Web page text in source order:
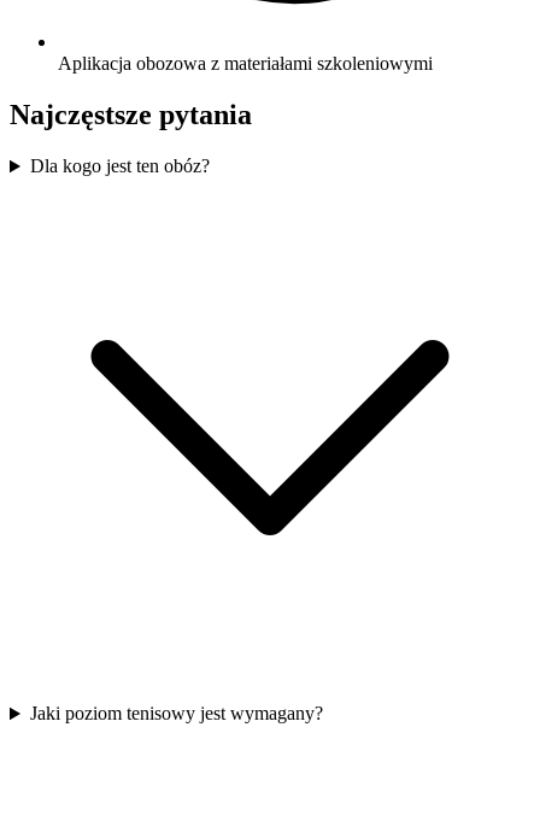
Aplikacja obozowa z materiałami szkoleniowymi
Najczęstsze pytania
Dla kogo jest ten obóz?
Jaki poziom tenisowy jest wymagany?